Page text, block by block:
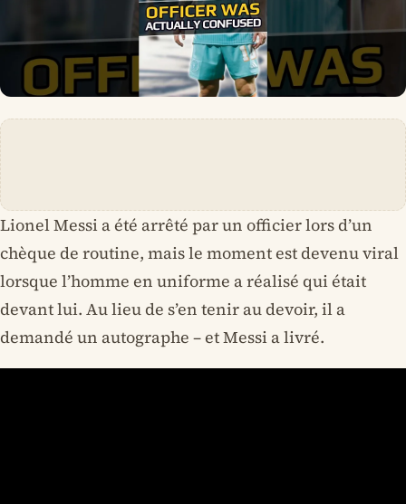
Lionel Messi a été arrêté par un officier lors d’un
chèque de routine, mais le moment est devenu viral
lorsque l’homme en uniforme a réalisé qui était
devant lui. Au lieu de s’en tenir au devoir, il a
demandé un autographe – et Messi a livré.